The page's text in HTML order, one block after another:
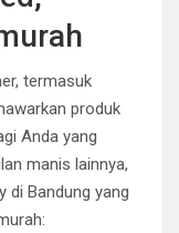
termasuk
produk
Anda yang
manis lainnya,
di Bandung yang